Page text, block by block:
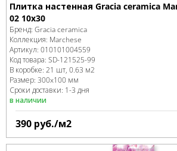
Плитка настенная Gracia ceramica
02 10х30
Бренд: Gracia ceramica
Коллекция: Marchese
Артикул: 010101004559
Код товара: SD-121525-99
В коробке: 21 шт, 0.63 м2
Размер: 300x100 мм
Сроки доставки: 1-3 дня
в наличии
390 руб./м2